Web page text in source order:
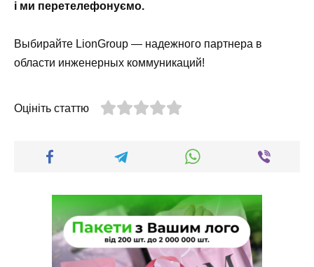
і ми перетелефонуємо.
Выбирайте LionGroup — надежного партнера в
области инженерных коммуникаций!
Оцініть статтю